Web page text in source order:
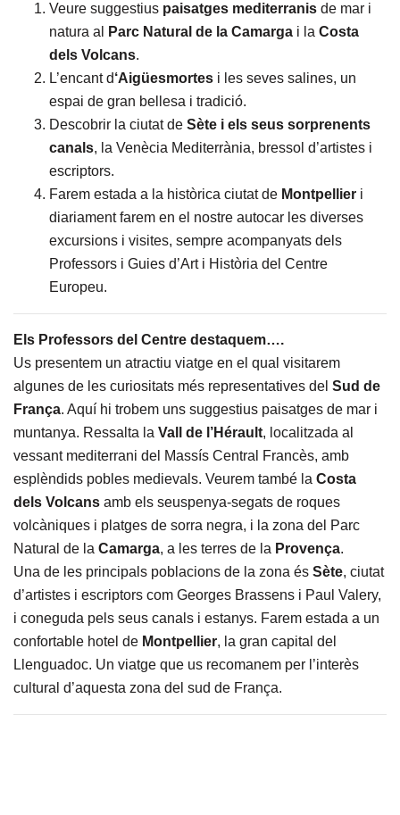
Veure suggestius paisatges mediterranis de mar i
natura al
Parc Natural de la Camarga i la Costa
dels Volcans.
L’encant d‘Aigüesmortes i les seves salines, un
espai de gran bellesa i tradició.
Descobrir la ciutat de Sète i els seus sorprenents
canals, la Venècia Mediterrània, bressol d’artistes i
escriptors.
Farem estada a la històrica ciutat de Montpellier i
diariament farem en el nostre autocar les diverses
excursions i visites, sempre acompanyats dels
Professors i Guies d’Art i Història del Centre
Europeu.
Els Professors del Centre destaquem….
Us presentem un atractiu viatge en el qual visitarem
algunes de les curiositats més representatives del Sud de
França. Aquí hi trobem uns suggestius paisatges de mar i
muntanya. Ressalta la Vall de l’Hérault, localitzada al
vessant mediterrani del Massís Central Francès, amb
esplèndids pobles medievals. Veurem també la Costa
dels Volcans amb els seuspenya-segats de roques
volcàniques i platges de sorra negra, i la zona del Parc
Natural de la Camarga, a les terres de la Provença.
Una de les principals poblacions de la zona és Sète, ciutat
d’artistes i escriptors com Georges Brassens i Paul Valery,
i coneguda pels seus canals i estanys. Farem estada a un
confortable hotel de Montpellier, la gran capital del
Llenguadoc. Un viatge que us recomanem per l’interès
cultural d’aquesta zona del sud de França.